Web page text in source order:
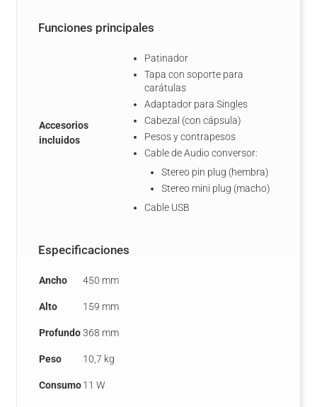
Funciones principales
Accesorios
incluidos
Patinador
Tapa con soporte para
carátulas
Adaptador para Singles
Cabezal (con cápsula)
Pesos y contrapesos
Cable de Audio conversor:
Stereo pin plug (hembra)
Stereo mini plug (macho)
Cable USB
Especificaciones
Ancho 450 mm
Alto 159 mm
Profundo368 mm
Peso 10,7 kg
Consumo11 W